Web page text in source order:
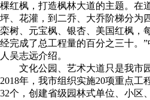
棵红枫，打造枫林大道的主题。在
坪、花灌，到二乔、大乔阶梯分为
栾树、元宝枫、银杏、美国红枫，
经完成了总工程量的百分之三十。
人吴志远介绍。
文化公园、艺术大道只是我市
2018年，我市组织实施20项重点工
32个，创建省级园林式单位、小区